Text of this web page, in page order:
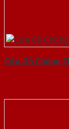
Cửa Gỗ Chống